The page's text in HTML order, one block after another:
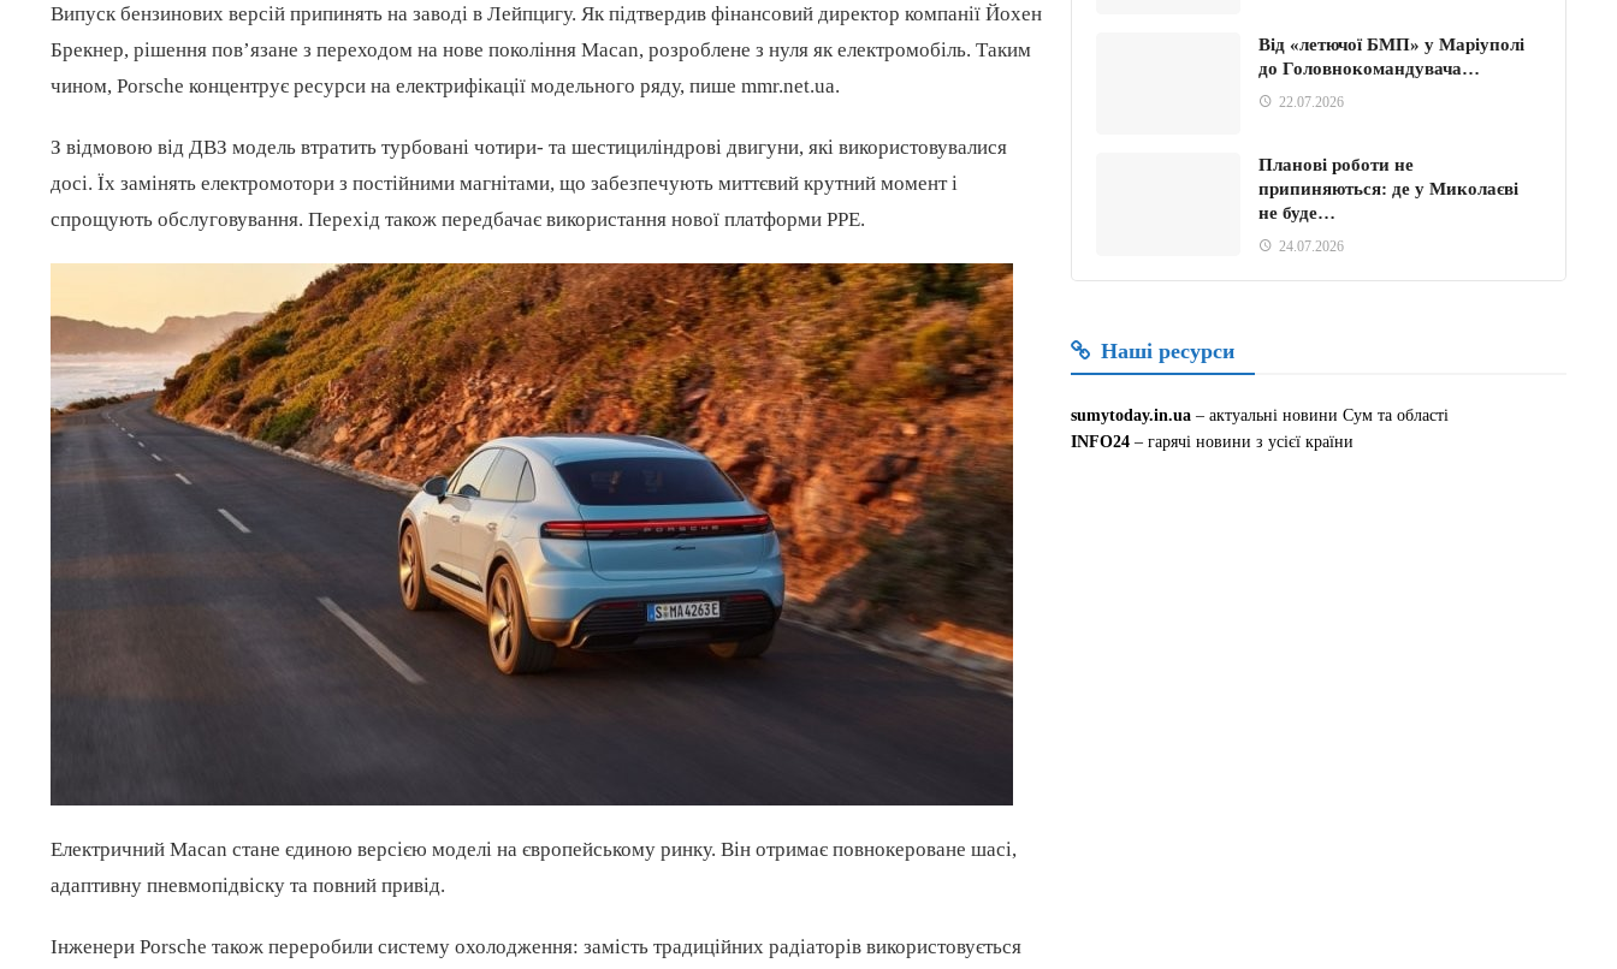
Випуск бензинових версій припинять на заводі в Лейпцигу. Як підтвердив фінансовий директор компанії Йохен
Брекнер, рішення пов’язане з переходом на нове покоління Macan, розроблене з нуля як електромобіль. Таким
чином, Porsche концентрує ресурси на електрифікації модельного ряду, пише mmr.net.ua.
З відмовою від ДВЗ модель втратить турбовані чотири- та шестициліндрові двигуни, які використовувалися
досі. Їх замінять електромотори з постійними магнітами, що забезпечують миттєвий крутний момент і
спрощують обслуговування. Перехід також передбачає використання нової платформи PPE.
Електричний Macan стане єдиною версією моделі на європейському ринку. Він отримає повнокероване шасі,
адаптивну пневмопідвіску та повний привід.
Інженери Porsche також переробили систему охолодження: замість традиційних радіаторів використовується
Від «летючої БМП» у Маріуполі
до Головнокомандувача…
22.07.2026
Планові роботи не
припиняються: де у Миколаєві
не буде…
24.07.2026
Наші ресурси
sumytoday.in.ua – актуальні новини Сум та області
INFO24 – гарячі новини з усієї країни